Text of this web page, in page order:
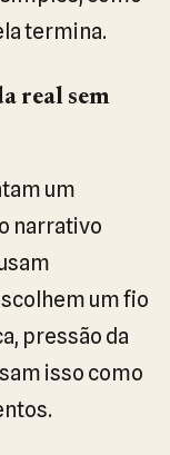
termina.
real sem
um
narrativo
um fio
pressão da
isso como